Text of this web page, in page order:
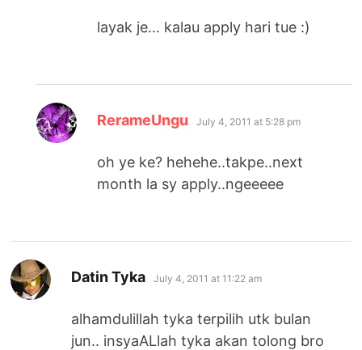
layak je… kalau apply hari tue :)
RerameUngu says:
July 4, 2011 at 5:28 pm
oh ye ke? hehehe..takpe..next
month la sy apply..ngeeeee
Datin Tyka says:
July 4, 2011 at 11:22 am
alhamdulillah tyka terpilih utk bulan
jun.. insyaALlah tyka akan tolong bro